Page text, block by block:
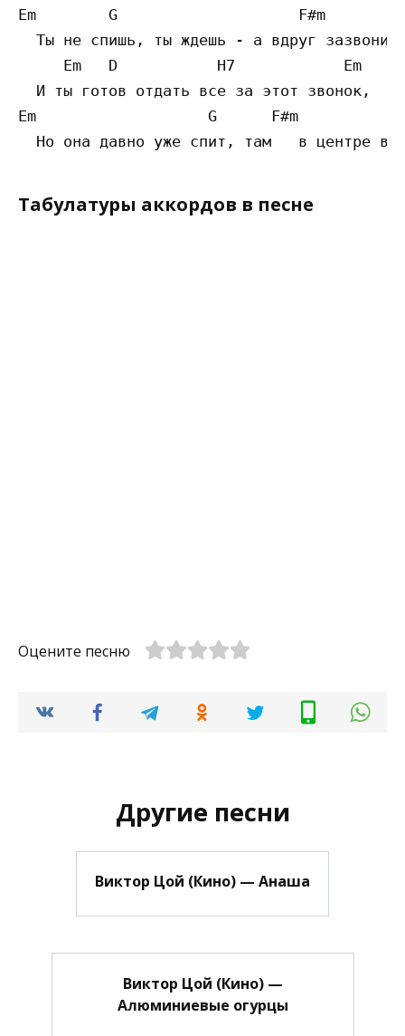
Em        G                    F#m
Ты не спишь, ты ждешь - а вдруг зазвонит
     Em   D           H7            Em
  И ты готов отдать все за этот звонок,
Em                   G      F#m
Табулатуры аккордов в песне
Оцените песню
Другие песни
Виктор Цой (Кино) — Анаша
Виктор Цой (Кино) —
Алюминиевые огурцы